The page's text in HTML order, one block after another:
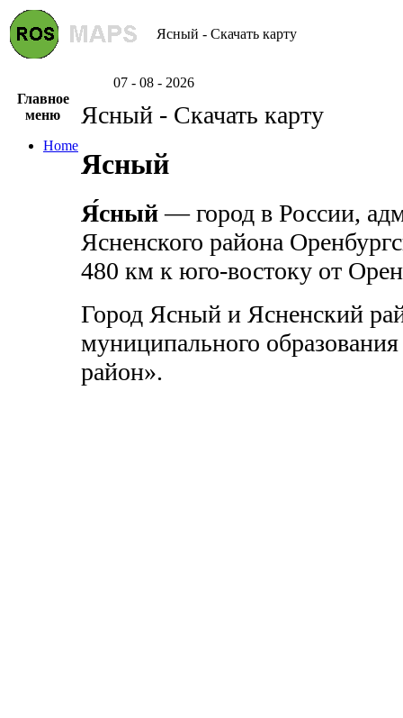
Ясный - Скачать карту
07 - 08 - 2026
Главное
меню
Home
Ясный - Скачать карту
Ясный
Я́сный— город в России,
Ясненского района
480 км к юго-востоку от
Город Ясный и Ясненский
муниципального
район».